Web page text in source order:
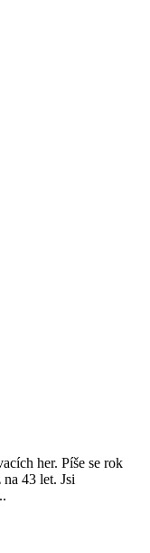
her. Píše se rok
43 let. Jsi